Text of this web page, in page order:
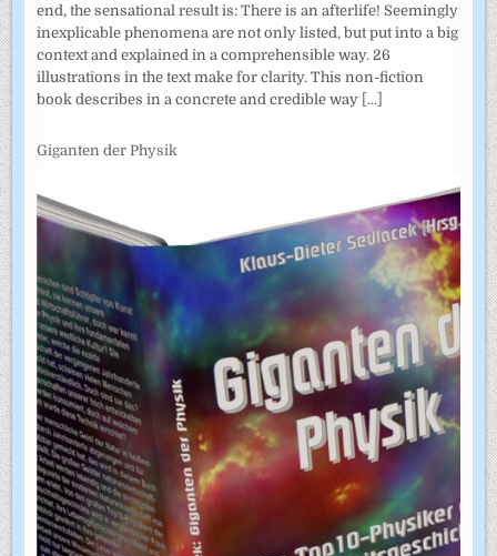
end, the sensational result is: There is an afterlife! Seemingly
inexplicable phenomena are not only listed, but put into a big
context and explained in a comprehensible way. 26
illustrations in the text make for clarity. This non-fiction
book describes in a concrete and credible way [...]
Giganten der Physik